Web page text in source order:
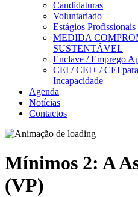
Candidaturas
Voluntariado
Estágios Profissionais
MEDIDA
SUSTENTÁVEL
Enclave / Emprego
CEI / CEI+ / CEI
Incapacidade
Agenda
Notícias
Contactos
Mínimos 2: A
(VP)